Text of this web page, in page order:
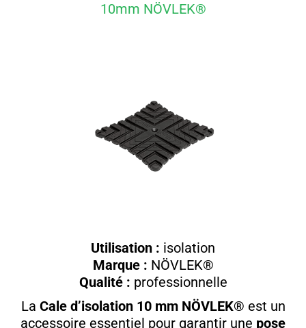
10mm NÖVLEK®
Utilisation : isolation
Marque : NÖVLEK®
Qualité : professionnelle
La Cale d’isolation 10 mm NÖVLEK® est un
accessoire essentiel pour garantir une pose